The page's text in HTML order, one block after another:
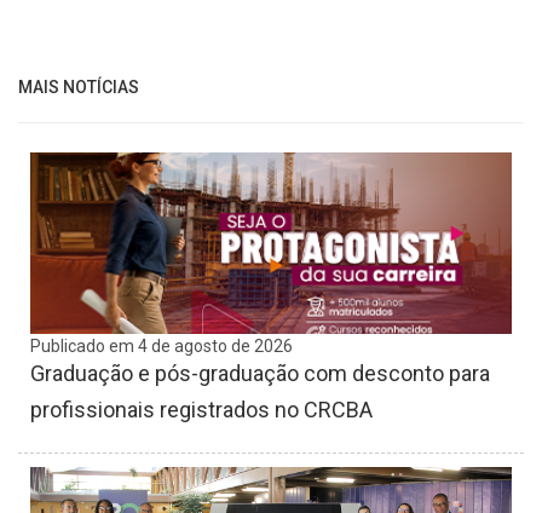
MAIS NOTÍCIAS
Publicado em 4 de agosto de 2026
Graduação e pós-graduação com desconto para
profissionais registrados no CRCBA